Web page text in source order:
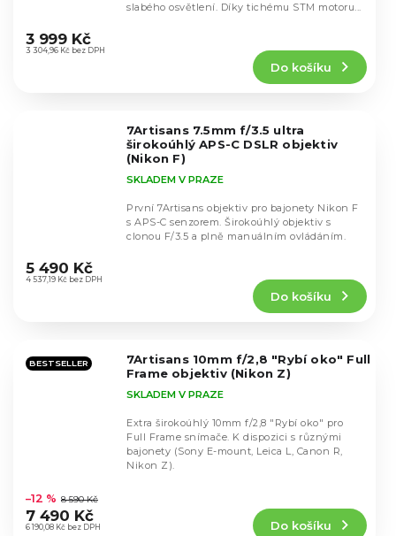
hodnocení
produktu
3 304,96 Kč bez DPH
3 999 Kč
Do košíku
slabého osvětlení. Díky tichému STM motoru...
7Artisans 7.5mm f/3.5 ultra
širokoúhlý APS-C DSLR objektiv
(Nikon F)
hodnocení
produktu
hvězdiček.
SKLADEM V PRAZE
4 537,19 Kč bez DPH
5 490 Kč
Do košíku
První 7Artisans objektiv pro bajonety Nikon F
s APS-C senzorem. Širokoúhlý objektiv s
clonou F/3.5 a plně manuálním ovládáním.
BESTSELLER
7Artisans 10mm f/2,8 "Rybí oko" Full
Frame objektiv (Nikon Z)
hodnocení
produktu
je
SKLADEM V PRAZE
6 190,08 Kč bez DPH
–12 % 8 590 Kč
7 490 Kč
Do košíku
Extra širokoúhlý 10mm f/2,8 "Rybí oko" pro
Full Frame snímače. K dispozici s různými
bajonety (Sony E-mount, Leica L, Canon R,
Nikon Z).